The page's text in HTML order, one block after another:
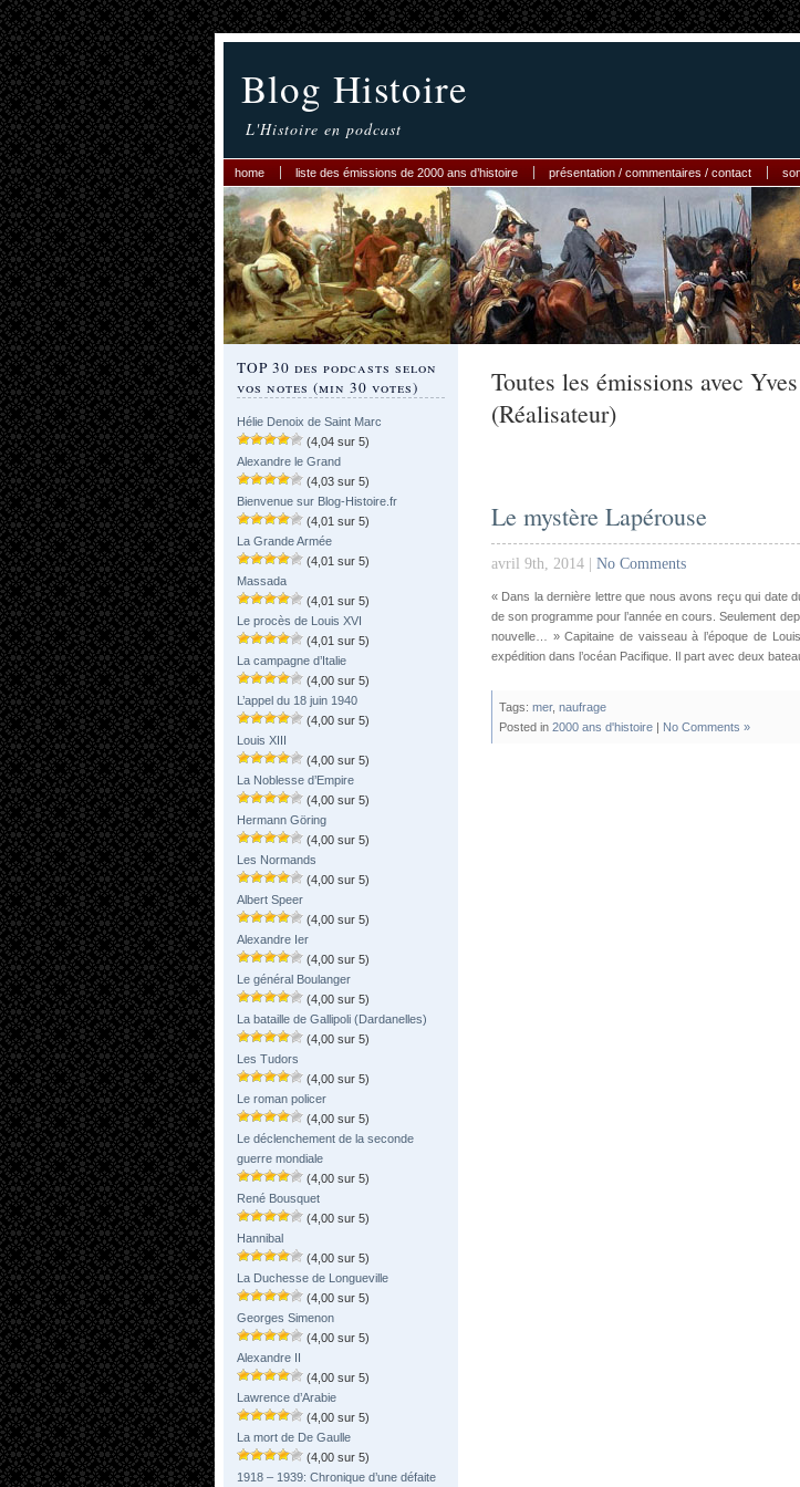
Blog Histoire
L'Histoire en podcast
home liste des émissions de 2000 ans d’histoire présentation / commentaires / contact
TOP 30 des podcasts selon
vos notes (min 30 votes)
Hélie Denoix de Saint Marc
(4,04 sur 5)
Alexandre le Grand
(4,03 sur 5)
Bienvenue sur Blog-Histoire.fr
(4,01 sur 5)
La Grande Armée
(4,01 sur 5)
Massada
(4,01 sur 5)
Le procès de Louis XVI
(4,01 sur 5)
La campagne d’Italie
(4,00 sur 5)
L’appel du 18 juin 1940
(4,00 sur 5)
Louis XIII
(4,00 sur 5)
La Noblesse d’Empire
(4,00 sur 5)
Hermann Göring
(4,00 sur 5)
Les Normands
(4,00 sur 5)
Albert Speer
(4,00 sur 5)
Alexandre Ier
(4,00 sur 5)
Le général Boulanger
(4,00 sur 5)
La bataille de Gallipoli (Dardanelles)
(4,00 sur 5)
Les Tudors
(4,00 sur 5)
Le roman policer
(4,00 sur 5)
Le déclenchement de la seconde
guerre mondiale
(4,00 sur 5)
René Bousquet
(4,00 sur 5)
Hannibal
(4,00 sur 5)
La Duchesse de Longueville
(4,00 sur 5)
Georges Simenon
(4,00 sur 5)
Alexandre II
(4,00 sur 5)
Lawrence d’Arabie
(4,00 sur 5)
La mort de De Gaulle
(4,00 sur 5)
1918 – 1939: Chronique d’une défaite
Toutes les émissions avec
(Réalisateur)
Le mystère Lapérouse
avril 9th, 2014 | No Comments
« Dans la dernière lettre que nous avons reçu qui date
de son programme pour l’année en cours. Seulement
nouvelle… » Capitaine de vaisseau à l’époque de
expédition dans l’océan Pacifique. Il part avec deux
Tags: mer, naufrage
Posted in 2000 ans d'histoire | No Comments »